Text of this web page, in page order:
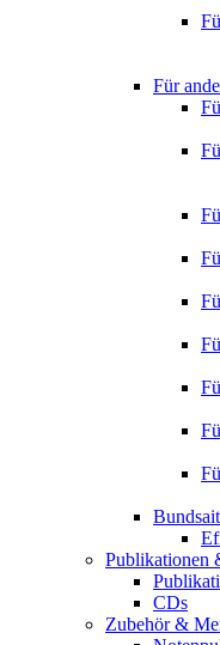
Für
Publikationen
CDs
Zubehör &